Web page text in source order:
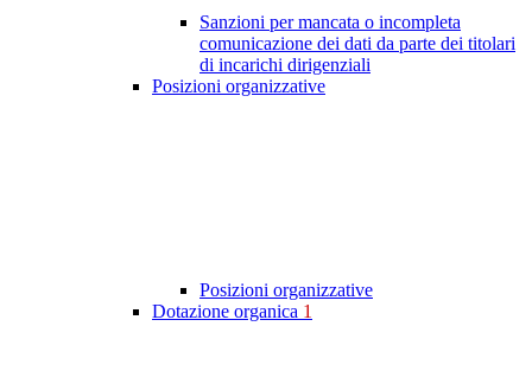
Sanzioni per mancata o incompleta
comunicazione dei dati da parte dei titolari
di incarichi dirigenziali
Posizioni organizzative
Posizioni organizzative
Dotazione organica 1